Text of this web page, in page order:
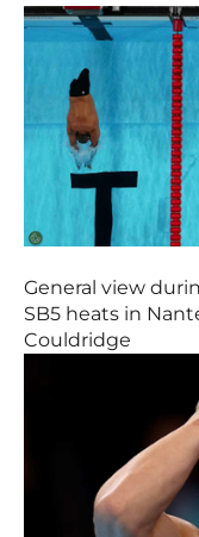
General view
SB5 heats in
Couldridge